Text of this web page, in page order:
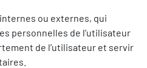
ou externes, qui
personnelles de l’utilisateur
de l’utilisateur et servir